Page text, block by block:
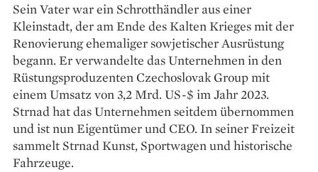
Sein Vater war ein Schrotthändler aus einer
Kleinstadt, der am Ende des Kalten Krieges mit der
Renovierung ehemaliger sowjetischer Ausrüstung
begann. Er verwandelte das Unternehmen in den
Rüstungsproduzenten Czechoslovak Group mit
einem Umsatz von 3,2 Mrd. US-$ im Jahr 2023.
Strnad hat das Unternehmen seitdem übernommen
und ist nun Eigentümer und CEO. In seiner Freizeit
sammelt Strnad Kunst, Sportwagen und historische
Fahrzeuge.